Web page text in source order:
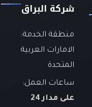
شركة البراق
منطقة الخدمة:
الامارات العربية
المتحدة
ساعات العمل:
على مدار 24